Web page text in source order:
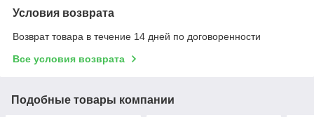
Условия возврата
Возврат товара в течение 14 дней по договоренности
Все условия возврата
Подобные товары компании